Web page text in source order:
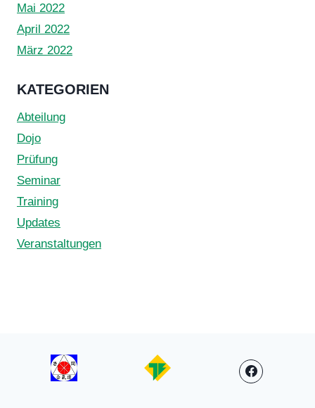
Mai 2022
April 2022
März 2022
KATEGORIEN
Abteilung
Dojo
Prüfung
Seminar
Training
Updates
Veranstaltungen